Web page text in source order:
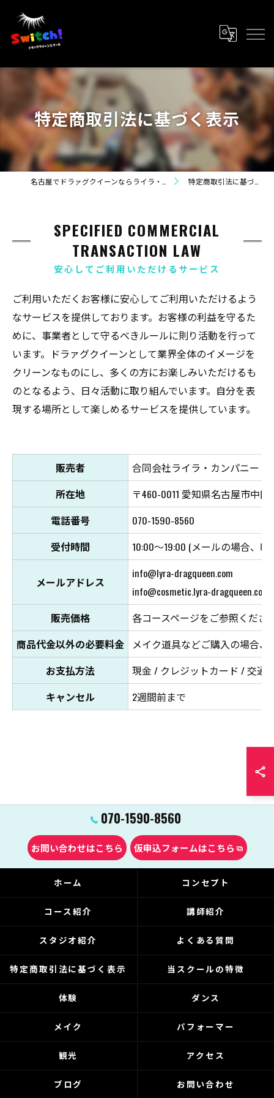
特定商取引法に基づく表示
特定商取引法に基づく表示
安心してご利用いただけるサービス
SPECIFIED COMMERCIAL
TRANSACTION LAW
ご利用いただくお客様に安心してご利用いただけるよう
なサービスを提供しております。お客様の利益を守るた
めに、事業者として守るべきルールに則り活動を行って
います。ドラァグクイーンとして業界全体のイメージを
クリーンなものにし、多くの方にお楽しみいただけるも
のとなるよう、日々活動に取り組んでいます。自分を表
現する場所として楽しめるサービスを提供しています。
販売者
合同会社ライラ・カンパニー
所在地
〒460-0011 愛知県名古屋市中
電話番号
070-1590-8560
受付時間
10:00〜19:00 (メールの場合、
メールアドレス
info@lyra-dragqueen.com
info@cosmetic.lyra-dragqueen.com
販売価格
各コースページをご参照くださ
商品代金以外の必要料金
メイク道具などご購入の場合、
お支払方法
現金 / クレジットカード / 交通
キャンセル
2週間前まで
070-1590-8560
お問い合わせはこちら 仮申込フォームはこちら
ホーム コンセプト
コース紹介 講師紹介
スタジオ紹介 よくある質問
特定商取引法に基づく表示 当スクールの特徴
体験 ダンス
メイク パフォーマー
観光 アクセス
ブログ お問い合わせ